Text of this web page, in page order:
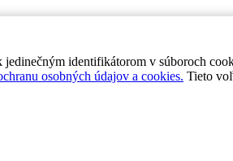
identifikátorom v súboroch
osobných údajov a cookies. Tieto